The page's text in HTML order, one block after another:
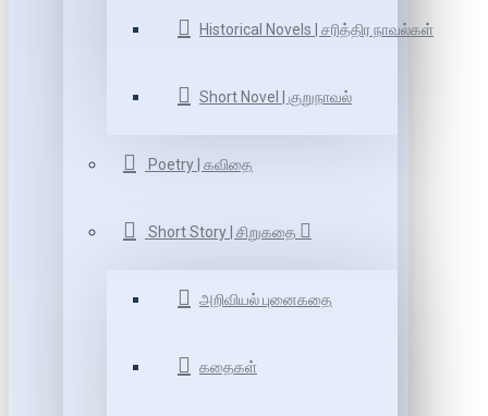
Historical Novels | சரித்திர நாவல்கள்
Short Novel | குறுநாவல்
Poetry | கவிதை
Short Story | சிறுகதை
அறிவியல் புனைகதை
கதைகள்